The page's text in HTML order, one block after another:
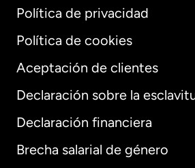
Política de privacidad
Política de cookies
Aceptación de clientes
Declaración sobre la
Declaración financiera
Brecha salarial de género
Internacional English